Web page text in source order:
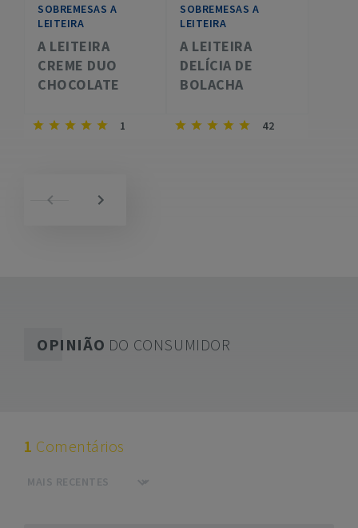
SOBREMESAS A
LEITEIRA
A LEITEIRA
CREME DUO
CHOCOLATE
1
SOBREMESAS A
LEITEIRA
A LEITEIRA
DELÍCIA DE
BOLACHA
42
OPINIÃO DO CONSUMIDOR
1 Comentários